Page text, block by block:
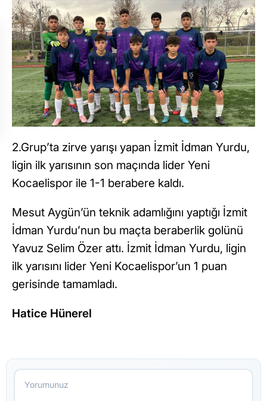
2.Grup’ta zirve yarışı yapan İzmit İdman Yurdu,
ligin ilk yarısının son maçında lider Yeni
Kocaelispor ile 1-1 berabere kaldı.
Mesut Aygün’ün teknik adamlığını yaptığı İzmit
İdman Yurdu’nun bu maçta beraberlik golünü
Yavuz Selim Özer attı. İzmit İdman Yurdu, ligin
ilk yarısını lider Yeni Kocaelispor’un 1 puan
gerisinde tamamladı.
Hatice Hünerel